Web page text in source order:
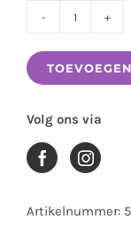
BLANCO
0.70
aantal
Volg ons via
Artikelnummer: